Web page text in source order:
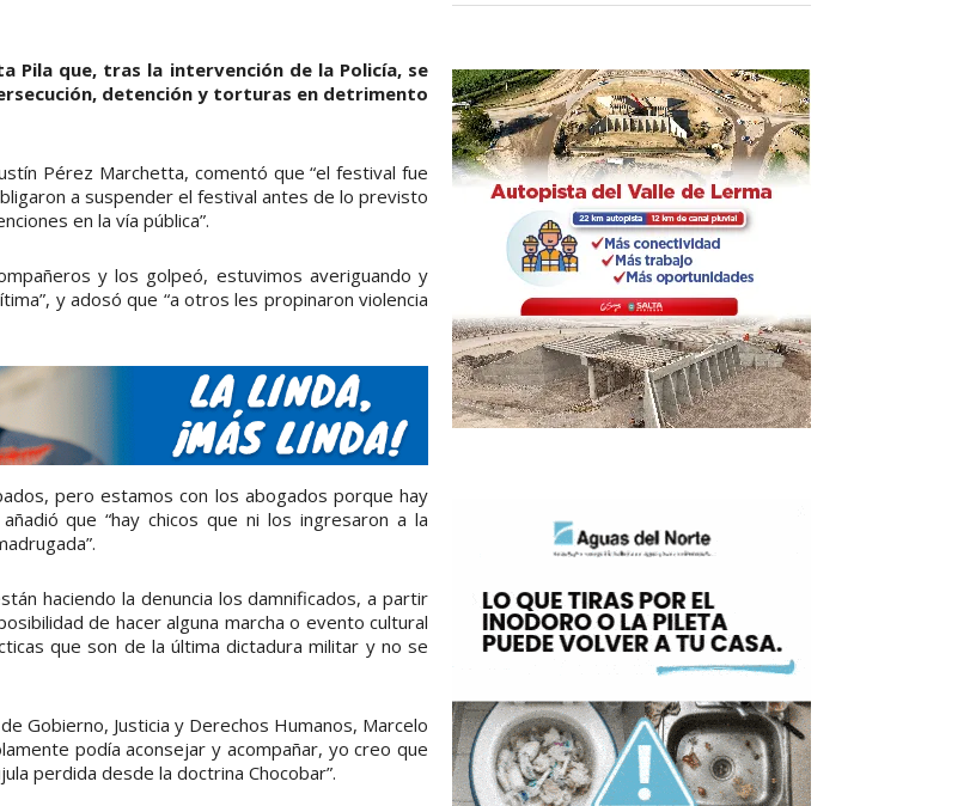
Pila que, tras la intervención de la Policía, se
detención y torturas en detrimento
Pérez Marchetta, comentó que “el festival fue
a suspender el festival antes de lo previsto
en la vía pública”.
y los golpeó, estuvimos averiguando y
y adosó que “a otros les propinaron violencia
pero estamos con los abogados porque hay
que “hay chicos que ni los ingresaron a la
haciendo la denuncia los damnificados, a partir
de hacer alguna marcha o evento cultural
que son de la última dictadura militar y no se
Gobierno, Justicia y Derechos Humanos, Marcelo
podía aconsejar y acompañar, yo creo que
perdida desde la doctrina Chocobar”.